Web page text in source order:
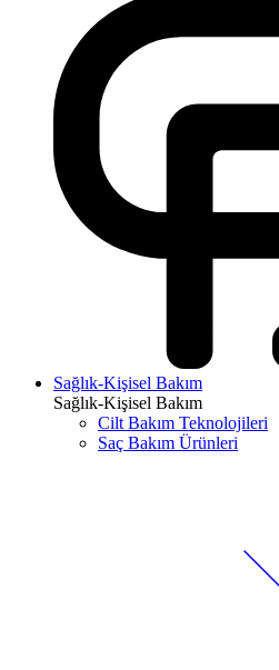
Sağlık-Kişisel Bakım
Sağlık-Kişisel Bakım
Cilt Bakım Teknolojileri
Saç Bakım Ürünleri